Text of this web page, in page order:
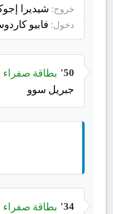
خروج: شيديرا
دخول: فابيو
50' بطاقة صفراء
جبريل سوو
34' بطاقة صفراء